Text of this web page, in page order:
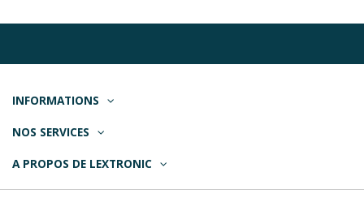
INFORMATIONS
NOS SERVICES
A PROPOS DE LEXTRONIC